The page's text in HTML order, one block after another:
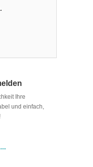
Ihre
und einfach,